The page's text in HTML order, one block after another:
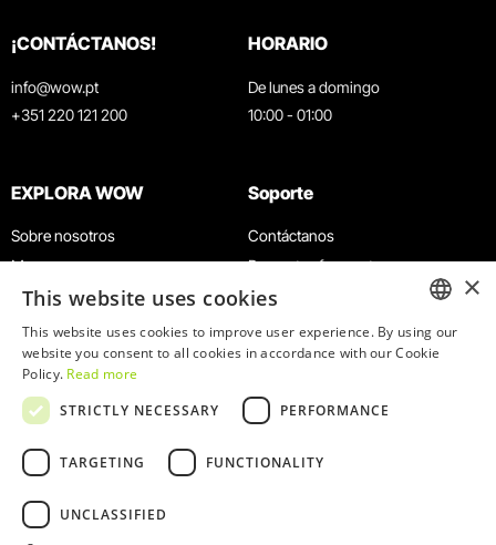
¡CONTÁCTANOS!
info@wow.pt
+351 220 121 200
HORARIO
De lunes a domingo
10:00 - 01:00
EXPLORA WOW
Sobre nosotros
Museos
Agenda
Noticias
Restaurantes
Tarjeta WOW
Grupos y eventos
Servicio educativo
Soporte
Contáctanos
Preguntas frecuentes
Términos y condiciones
Política de privacidad y cookies
Trabaja con nosotros
Libro de reclamaciones
ENGLISH
×
This website uses cookies
This website uses cookies to improve user experience. By using our
website you consent to all cookies in accordance with our Cookie
Policy. Read more
STRICTLY NECESSARY
PERFORMANCE
TARGETING FUNCTIONALITY
UNCLASSIFIED